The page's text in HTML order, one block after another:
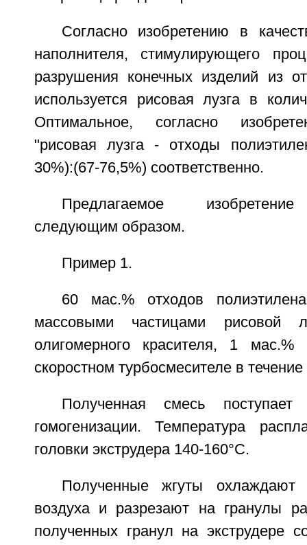
Согласно изобретению в
наполнителя, стимулирующего
разрушения конечных изделий из
используется рисовая лузга в
Оптимальное, согласно
"рисовая лузга - отходы
30%):(67-76,5%) соответственно.
Предлагаемое
следующим образом.
Пример 1.
60 мас.% отходов
массовыми частицами
олигомерного красителя, 1 мас.%
скоростном турбосмесителе в
Полученная смесь
гомогенизации. Температура
головки экструдера 140-160°С.
Полученные жгуты охлаждают
воздуха и разрезают на гранулы
полученных гранул на экструдере